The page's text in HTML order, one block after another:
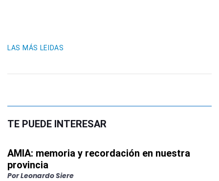
LAS MÁS LEIDAS
TE PUEDE INTERESAR
AMIA: memoria y recordación en nuestra
provincia
PorLeonardo Siere